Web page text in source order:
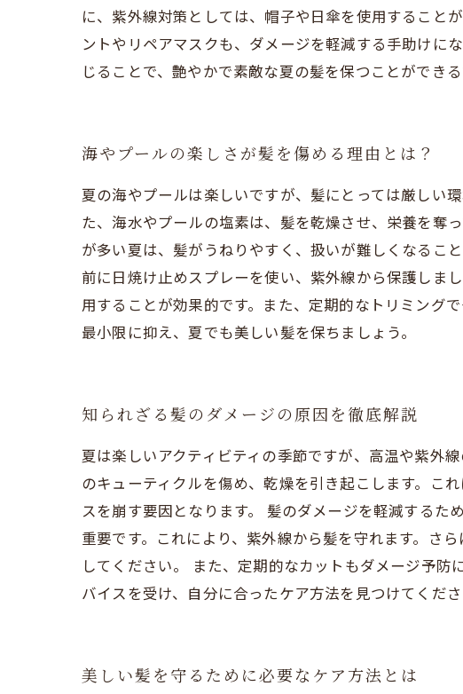
に、紫外線対策としては、帽子や日傘を使用すること
ントやリペアマスクも、ダメージを軽減する手助けに
じることで、艶やかで素敵な夏の髪を保つことができる
海やプールの楽しさが髪を傷める理由とは？
夏の海やプールは楽しいですが、髪にとっては厳しい
た、海水やプールの塩素は、髪を乾燥させ、栄養を奪
が多い夏は、髪がうねりやすく、扱いが難しくなるこ
前に日焼け止めスプレーを使い、紫外線から保護しま
用することが効果的です。また、定期的なトリミング
最小限に抑え、夏でも美しい髪を保ちましょう。
知られざる髪のダメージの原因を徹底解説
夏は楽しいアクティビティの季節ですが、高温や紫外
のキューティクルを傷め、乾燥を引き起こします。こ
スを崩す要因となります。 髪のダメージを軽減するた
重要です。これにより、紫外線から髪を守れます。さ
してください。 また、定期的なカットもダメージ予
バイスを受け、自分に合ったケア方法を見つけてくだ
美しい髪を守るために必要なケア方法とは